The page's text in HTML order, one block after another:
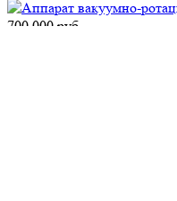
700 000 руб